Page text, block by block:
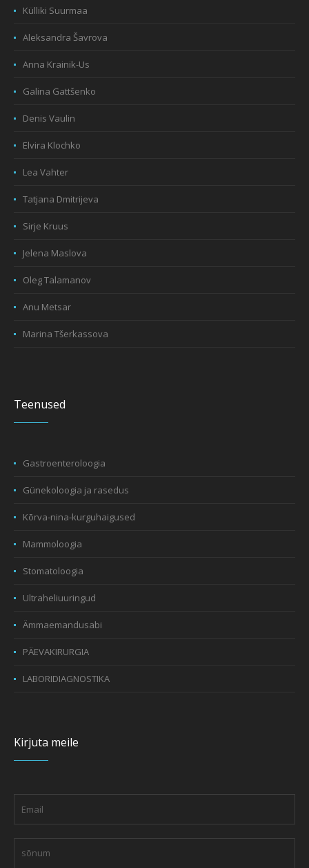
Külliki Suurmaa
Aleksandra Šavrova
Anna Krainik-Us
Galina Gattšenko
Denis Vaulin
Elvira Klochko
Lea Vahter
Tatjana Dmitrijeva
Sirje Kruus
Jelena Maslova
Oleg Talamanov
Anu Metsar
Marina Tšerkassova
Teenused
Gastroenteroloogia
Günekoloogia ja rasedus
Kõrva-nina-kurguhaigused
Mammoloogia
Stomatoloogia
Ultraheliuuringud
Ämmaemandusabi
PÄEVAKIRURGIA
LABORIDIAGNOSTIKA
Kirjuta meile